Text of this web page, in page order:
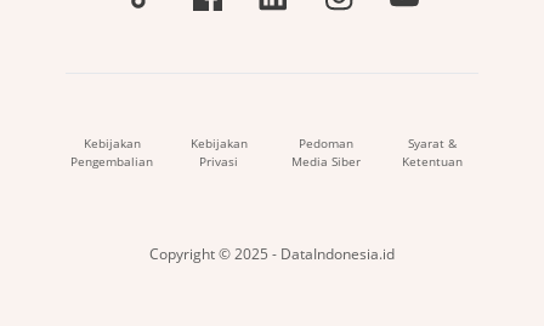
Kebijakan
Pengembalian
Kebijakan
Privasi
Pedoman
Media Siber
Syarat &
Ketentuan
Copyright © 2025 - DataIndonesia.id